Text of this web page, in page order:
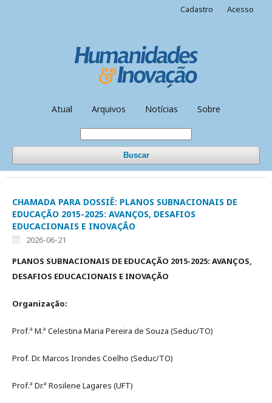
Atual Arquivos Notícias Sobre
Buscar
Cadastro Acesso
CHAMADA PARA DOSSIÊ: PLANOS SUBNACIONAIS DE
EDUCAÇÃO 2015-2025: AVANÇOS, DESAFIOS
EDUCACIONAIS E INOVAÇÃO
2026-06-21
PLANOS SUBNACIONAIS DE EDUCAÇÃO 2015-2025: AVANÇOS,
DESAFIOS EDUCACIONAIS E INOVAÇÃO
Organização:
Prof.ª M.ª Celestina Maria Pereira de Souza (Seduc/TO)
Prof. Dr. Marcos Irondes Coelho (Seduc/TO)
Prof.ª Dr.ª Rosilene Lagares (UFT)